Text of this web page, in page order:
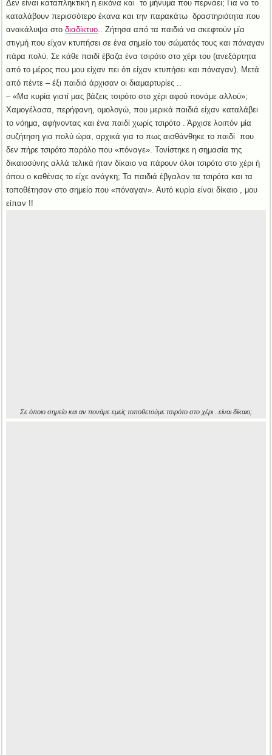
Δεν είναι καταπληκτική η εικόνα και το μήνυμα που περνάει; Για να το
καταλάβουν περισσότερο έκανα και την παρακάτω δραστηριότητα που
ανακάλυψα στοδιαδίκτυο.. Ζήτησα από τα παιδιά να σκεφτούν μία
στιγμή που είχαν κτυπήσει σε ένα σημείο του σώματός τους και πόναγαν
πάρα πολύ. Σε κάθε παιδί έβαζα ένα τσιρότο στο χέρι του (ανεξάρτητα
από το μέρος που μου είχαν πει ότι είχαν κτυπήσει και πόναγαν). Μετά
από πέντε – έξι παιδιά άρχισαν οι διαμαρτυρίες ..
– «Μα κυρία γιατί μας βάζεις τσιρότο στο χέρι αφού πονάμε αλλού»;
Χαμογέλασα, περήφανη, ομολογώ, που μερικά παιδιά είχαν καταλάβει
το νόημα, αφήνοντας και ένα παιδί χωρίς τσιρότο . Άρχισε λοιπόν μία
συζήτηση για πολύ ώρα, αρχικά για το πως αισθάνθηκε το παιδί που
δεν πήρε τσιρότο παρόλο που «πόναγε». Τονίστηκε η σημασία της
δικαιοσύνης αλλά τελικά ήταν δίκαιο να πάρουν όλοι τσιρότο στο χέρι ή
όπου ο καθένας το είχε ανάγκη; Τα παιδιά έβγαλαν τα τσιρότα και τα
τοποθέτησαν στο σημείο που «πόναγαν». Αυτό κυρία είναι δίκαιο , μου
είπαν !!
Σε όποιο σημείο και αν πονάμε εμείς τοποθετούμε τσιρότο στο χέρι ..είναι δίκαιο;